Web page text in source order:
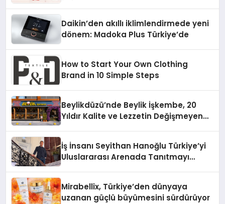
Daikin’den akıllı iklimlendirmede yeni
dönem: Madoka Plus Türkiye’de
How to Start Your Own Clothing
Brand in 10 Simple Steps
Beylikdüzü’nde Beylik İşkembe, 20
Yıldır Kalite ve Lezzetin Değişmeyen
İş İnsanı Seyithan Hanoğlu Türkiye’yi
Uluslararası Arenada Tanıtmayı
Mirabellix, Türkiye’den dünyaya
uzanan güçlü büyümesini sürdürüyor